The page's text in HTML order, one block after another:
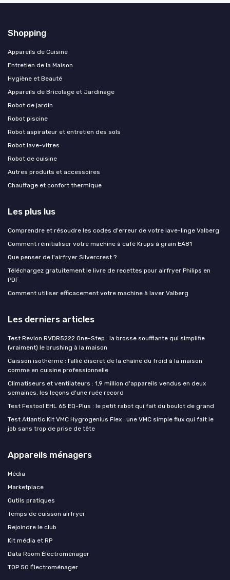
Shopping
Appareils de Cuisine
Entretien de la Maison
Hygiène et Beauté
Appareils de Bricolage et Jardinage
Robot de jardin
Robot piscine
Robot aspirateur et entretien des sols
Robot lave-vitres
Robot de cuisine
Autres produits et accessoires
Chauffage et confort thermique
Les plus lus
Comprendre et résoudre les codes d'erreur de votre lave-linge Valberg
Comment réinitialiser votre machine à café Krups à grain EA81
Que penser de l'airfryer Silvercrest ?
Téléchargez gratuitement le livre de recettes pour airfryer Philips en
PDF
Comment utiliser efficacement votre machine à laver Valberg
Les derniers articles
Test Revlon RVDR5222 One-Step : la brosse soufflante qui simplifie
(vraiment) le brushing à la maison
Caisson isotherme : l’allié discret de la chaîne du froid à la maison
comme en cuisine professionnelle
Climatiseurs et ventilateurs : 1,9 million d'appareils vendus en deux
semaines, les leçons d'une ruée record
Test Festool EHL 65 EQ-Plus : le petit rabot qui fait du boulot de grand
Test Atlantic Kit VMC Hygrogenius Flex : une VMC simple flux qui fait le
job sans trop de prise de tête
Appareils ménagers
Média
Marketplace
Outils pratiques
Temps de cuisson airfryer
Rejoindre le club
Kit média et RP
Data Room Électroménager
TOP 50 Électroménager